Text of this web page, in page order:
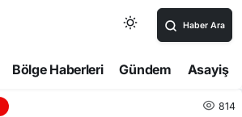
Haber Ara
Bölge Haberleri Gündem Asayiş
814